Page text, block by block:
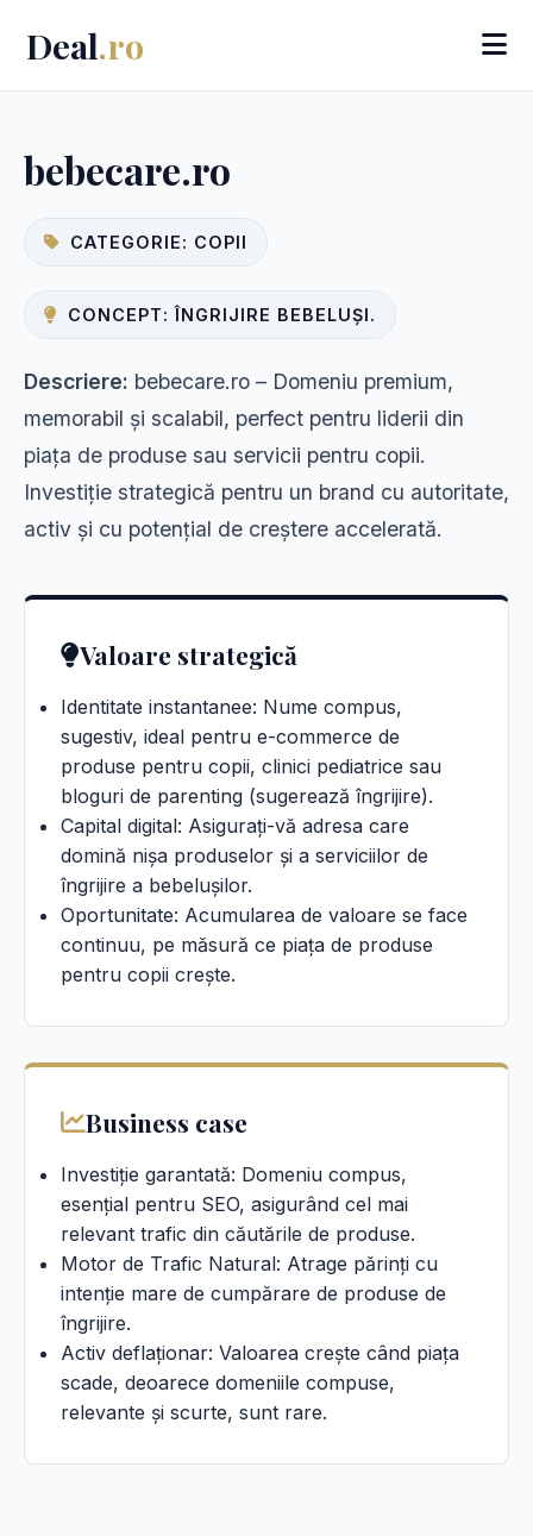
Deal.ro
bebecare.ro
CATEGORIE: COPII
CONCEPT: ÎNGRIJIRE BEBELUȘI.
Descriere: bebecare.ro – Domeniu premium,
memorabil și scalabil, perfect pentru liderii din
piața de produse sau servicii pentru copii.
Investiție strategică pentru un brand cu autoritate,
activ și cu potențial de creștere accelerată.
Valoare strategică
Identitate instantanee: Nume compus,
sugestiv, ideal pentru e-commerce de
produse pentru copii, clinici pediatrice sau
bloguri de parenting (sugerează îngrijire).
Capital digital: Asigurați-vă adresa care
domină nișa produselor și a serviciilor de
îngrijire a bebelușilor.
Oportunitate: Acumularea de valoare se face
continuu, pe măsură ce piața de produse
pentru copii crește.
Business case
Investiție garantată: Domeniu compus,
esențial pentru SEO, asigurând cel mai
relevant trafic din căutările de produse.
Motor de Trafic Natural: Atrage părinți cu
intenție mare de cumpărare de produse de
îngrijire.
Activ deflaționar: Valoarea crește când piața
scade, deoarece domeniile compuse,
relevante și scurte, sunt rare.